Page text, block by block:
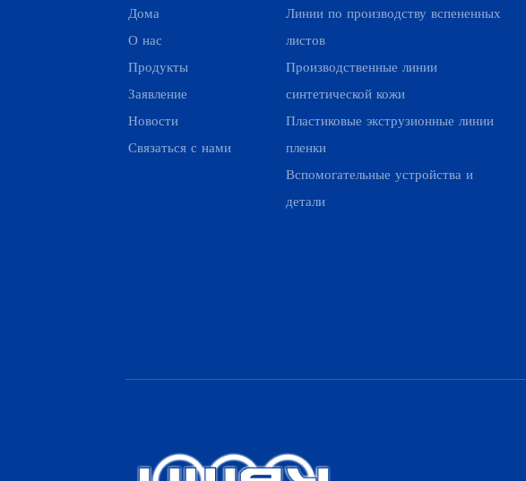
Дома
О нас
Продукты
Заявление
Новости
Связаться с нами
Линии по производству вспененных
листов
Производственные линии
синтетической кожи
Пластиковые экструзионные линии
пленки
Вспомогательные устройства и
детали